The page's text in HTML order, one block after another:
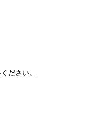
ださい。